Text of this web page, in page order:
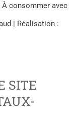
consommer avec
| Réalisation :
SITE